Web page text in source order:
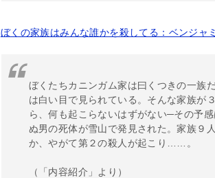
ぼくの家族はみんな誰かを殺してる：ベンジャ
ぼくたちカニンガム家は曰くつきの一族
は白い目で見られている。そんな家族が
ら、何も起こらないはずがない─その予
ぬ男の死体が雪山で発見された。家族９
か、やがて第２の殺人が起こり……。
（「内容紹介」より）